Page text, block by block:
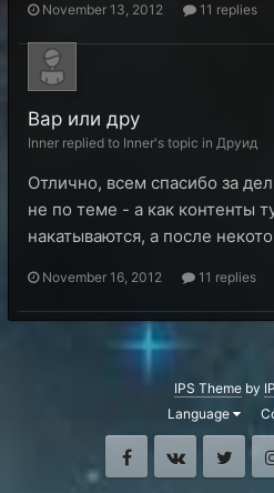
November 13, 2012 11 replies
Вар или дру
Inner replied to Inner's topic in Друид
Отлично, всем спасибо за
не по теме - а как контенты
накатываются, а после
November 16, 2012 11 replies
IPS Theme by
Language
FacebookVK